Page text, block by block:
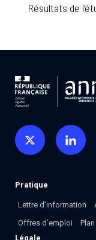
Résultats de
Pratique
Lettre d’information
Offres d’emploi
Légale